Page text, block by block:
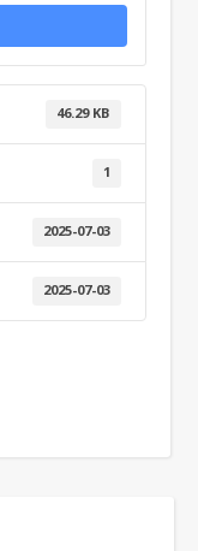
46.29 KB
1
2025-07-03
2025-07-03